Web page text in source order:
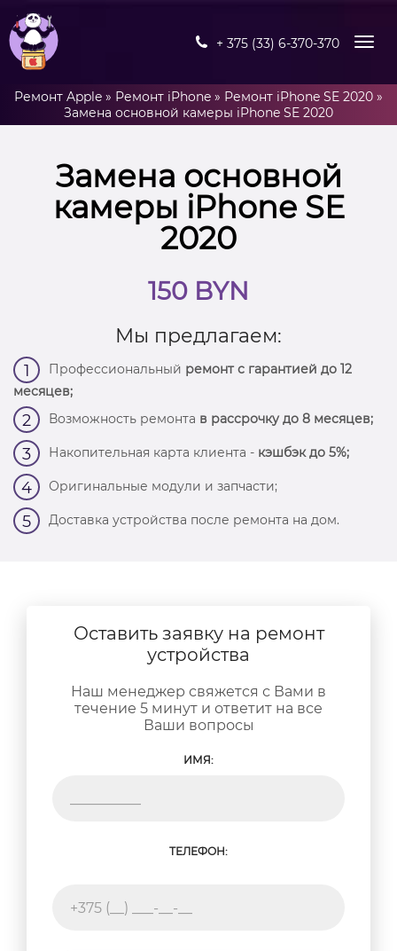
+ 375 (33) 6-370-370
Ремонт Apple » Ремонт iPhone » Ремонт iPhone SE 2020 »
Замена основной камеры iPhone SE 2020
Замена основной
камеры iPhone SE
2020
150 BYN
Мы предлагаем:
1 Профессиональный ремонт с гарантией до 12
месяцев;
2 Возможность ремонта в рассрочку до 8 месяцев;
3 Накопительная карта клиента - кэшбэк до 5%;
4 Оригинальные модули и запчасти;
5 Доставка устройства после ремонта на дом.
Оставить заявку на ремонт
устройства
Наш менеджер свяжется с Вами в
течение 5 минут и ответит на все
Ваши вопросы
ИМЯ:
ТЕЛЕФОН: